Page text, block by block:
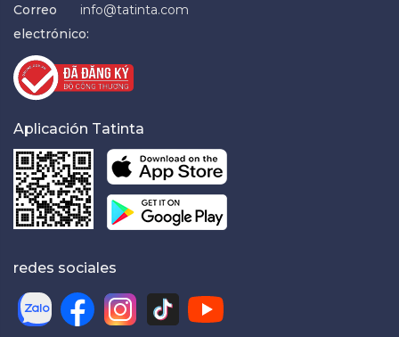
Correo
electrónico:
info@tatinta.com
Aplicación Tatinta
redes sociales